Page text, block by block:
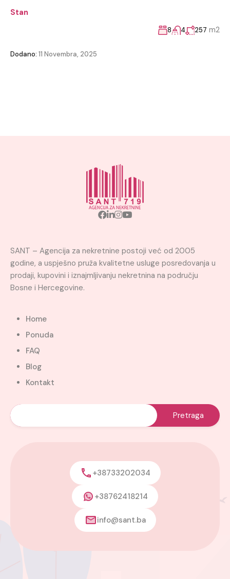
Stan
8 4 257 m2
Dodano: 11 Novembra, 2025
SANT – Agencija za nekretnine postoji već od 2005
godine, a uspješno pruža kvalitetne usluge posredovanja u
prodaji, kupovini i iznajmljivanju nekretnina na području
Bosne i Hercegovine.
Home
Ponuda
FAQ
Blog
Kontakt
+38733202034
+38762418214
info@sant.ba